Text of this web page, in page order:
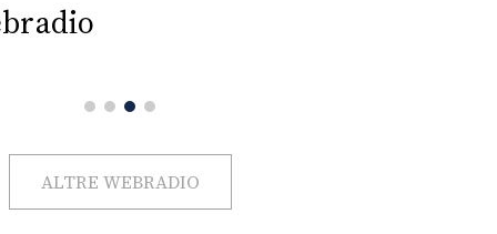
ALTRE WEBRADIO